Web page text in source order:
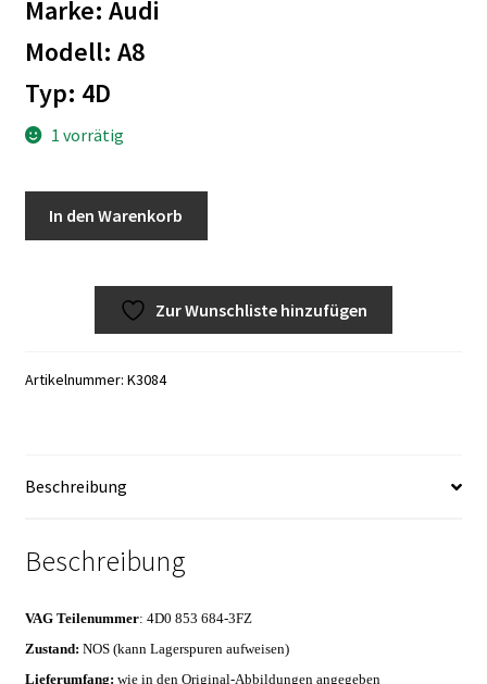
Zahlungsmöglichkeiten
Marke: Audi
Modell: A8
Typ: 4D
1 vorrätig
4D0853684-
In den Warenkorb
e
r
n
Zur Wunschliste hinzufügen
Artikelnummer: K3084
Beschreibung
Beschreibung
VAG Teilenummer: 4D0 853 684-3FZ
Zustand: NOS (kann Lagerspuren aufweisen)
Lieferumfang: wie in den Original-Abbildungen angegeben